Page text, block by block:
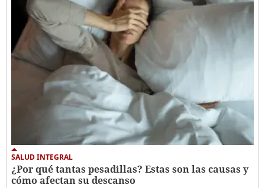
SALUD INTEGRAL
¿Por qué tantas pesadillas? Estas son las causas y
cómo afectan su descanso